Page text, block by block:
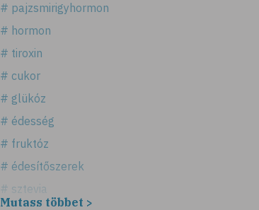
# pajzsmirigyhormon
# hormon
# tiroxin
# cukor
# glükóz
# édesség
# fruktóz
# édesítőszerek
# sztevia
Mutass többet >